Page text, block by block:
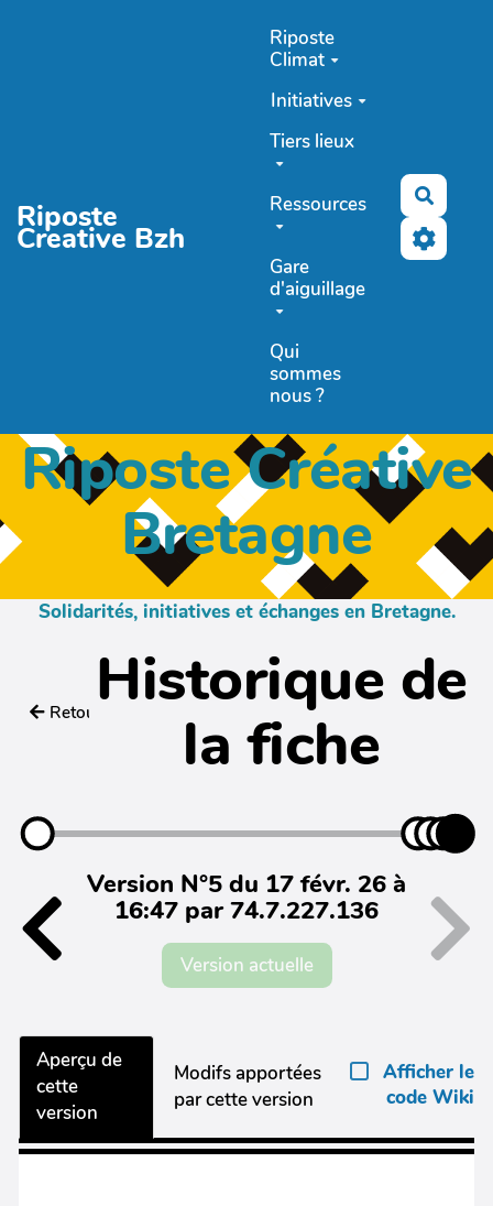
Riposte
Creative Bzh
Riposte
Climat
Initiatives
Tiers lieux
Ressources
Gare
d'aiguillage
Qui
sommes
nous ?
Riposte Créative
Bretagne
Solidarités, initiatives et échanges en Bretagne.
Retour Historique de
la fiche
Version N°5 du 17 févr. 26 à
16:47 par 74.7.227.136
Version actuelle
Aperçu de
cette
version
Modifs apportées
par cette version
Afficher le
code Wiki